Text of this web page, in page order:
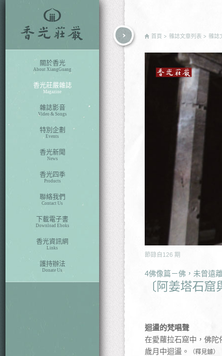
關於香光
About XiangGuang
香光莊嚴雜誌
Magazine
雜誌影音
Video & Songs
特別企劃
Events
香光新聞
News
香光四季
Products
聯絡我們
Contact Us
下載電子書
Download Eboks
香光資訊網
Links
護持辦法
Donate Us
首頁 雜誌文章列表 雜誌
節錄自 126 期
4佛像篇－佛，未曾遠
〔阿姜塔石
迴盪的梵唱聲
在愛蘿拉石窟中，佛
歲月中迴盪。
（釋見鐻）